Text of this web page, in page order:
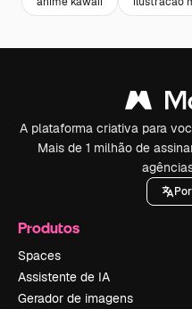
A plataforma criativa para
Mais de 1 milhão de
Produtos
Spaces
Assistente de IA
Gerador de imagens